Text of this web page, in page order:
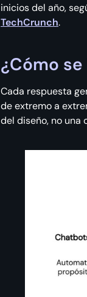
inicios del año,
TechCrunch.
¿Cómo
Cada respuesta
de extremo a
del diseño, no una